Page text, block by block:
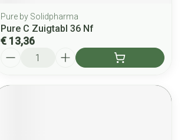
Pure by Solidpharma
Pure C Zuigtabl 36 Nf
€ 13,36